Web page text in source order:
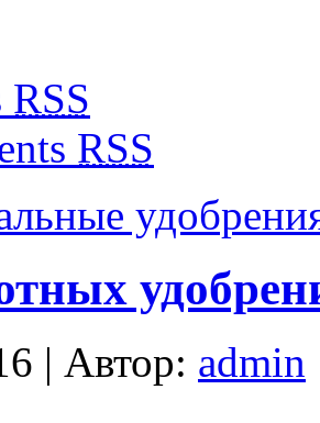
RSS
RSS
| Автор: admin